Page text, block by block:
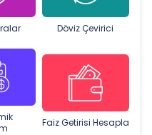
Döviz Çevirici
Faiz Getirisi Hesapla